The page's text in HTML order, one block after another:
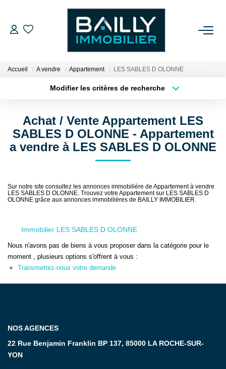
ACHETER
NOS AGENCES
Notre Équipe
Nos Partenaires
CONTACT
Accueil A vendre Appartement LES SABLES D OLONNE
Modifier les critères de recherche
Sélectionnez...
Type de bien
Surface min
Achat / Vente Appartement LES
SABLES D OLONNE - Appartement
a vendre à LES SABLES D OLONNE
Sur notre site consultez les annonces immobilière de Appartement à vendre
LES SABLES D OLONNE. Trouvez votre Appartement sur LES SABLES D
OLONNE grâce aux annonces immobilières de BAILLY IMMOBILIER.
Immobilier LES SABLES D OLONNE
Nous n'avons pas de biens à vous proposer dans la catégorie pour le
moment , plusieurs options s'offrent à vous :
Transmettez-nous votre demande
NOS AGENCES
22 Rue Benjamin Franklin BP 137, 85000 LA ROCHE-SUR-
YON